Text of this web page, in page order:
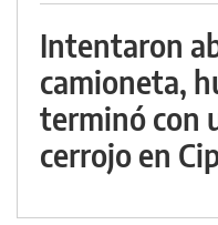
Intentaron
camioneta,
terminó con
cerrojo en